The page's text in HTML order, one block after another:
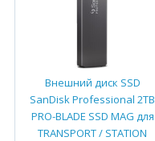
Внешний диск SSD
SanDisk Professional 2TB
PRO-BLADE SSD MAG для
TRANSPORT / STATION